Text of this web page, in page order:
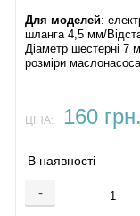
Для моделей:
шланга 4,5 мм/
Діаметр шестерні 7
розміри
ЦІНА: 160 грн.
В наявності
-